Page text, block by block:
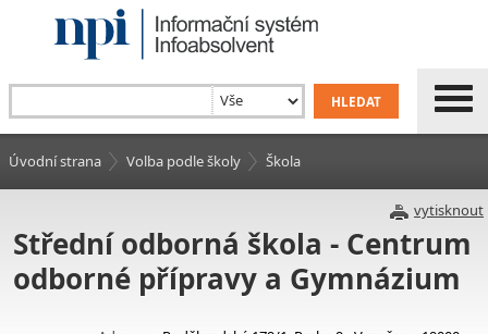
Úvodní strana Volba podle školy Škola
vytisknout
Střední odborná škola - Centrum
odborné přípravy a Gymnázium